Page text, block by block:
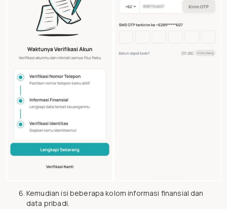
Kemudian isi beberapa kolom informasi finansial dan
data pribadi.